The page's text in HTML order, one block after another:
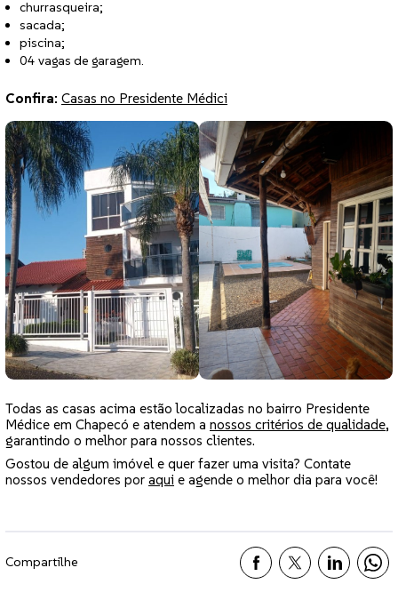
churrasqueira;
sacada;
piscina;
04 vagas de garagem.
Confira: Casas no Presidente Médici
Todas as casas acima estão localizadas no bairro Presidente
Médice em Chapecó e atendem a nossos critérios de qualidade,
garantindo o melhor para nossos clientes.
Gostou de algum imóvel e quer fazer uma visita? Contate
nossos vendedores por aqui e agende o melhor dia para você!
Compartilhe